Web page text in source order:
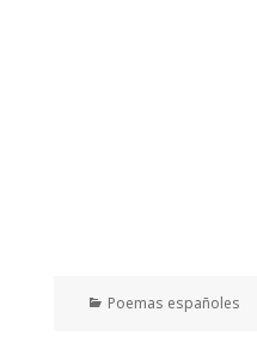
Categorías
Poemas españoles